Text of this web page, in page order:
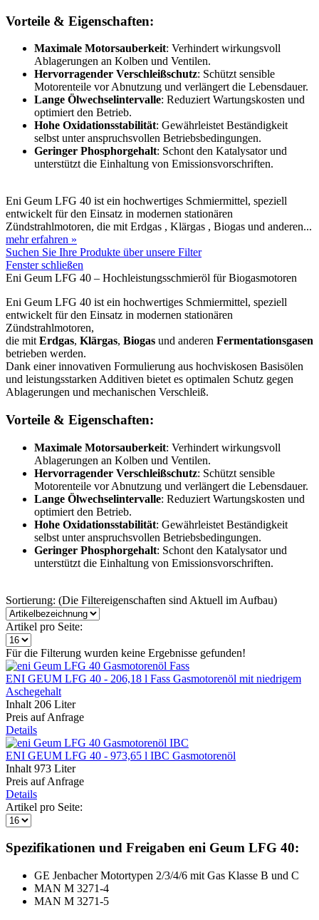
Vorteile & Eigenschaften:
Maximale Motorsauberkeit: Verhindert wirkungsvoll
Ablagerungen an Kolben und Ventilen.
Hervorragender Verschleißschutz: Schützt sensible
Motorenteile vor Abnutzung und verlängert die Lebensdauer.
Lange Ölwechselintervalle: Reduziert Wartungskosten und
optimiert den Betrieb.
Hohe Oxidationsstabilität: Gewährleistet Beständigkeit
selbst unter anspruchsvollen Betriebsbedingungen.
Geringer Phosphorgehalt: Schont den Katalysator und
unterstützt die Einhaltung von Emissionsvorschriften.
Eni Geum LFG 40 ist ein hochwertiges Schmiermittel, speziell
entwickelt für den Einsatz in modernen stationären
Zündstrahlmotoren, die mit Erdgas , Klärgas , Biogas und anderen...
mehr erfahren »
Suchen Sie Ihre Produkte über unsere Filter
Fenster schließen
Eni Geum LFG 40 – Hochleistungsschmieröl für Biogasmotoren
Eni Geum LFG 40 ist ein hochwertiges Schmiermittel, speziell
entwickelt für den Einsatz in modernen stationären
Zündstrahlmotoren,
die mit Erdgas, Klärgas, Biogas und anderen Fermentationsgasen
betrieben werden.
Dank einer innovativen Formulierung aus hochviskosen Basisölen
und leistungsstarken Additiven bietet es optimalen Schutz gegen
Ablagerungen und mechanischen Verschleiß.
Vorteile & Eigenschaften:
Maximale Motorsauberkeit: Verhindert wirkungsvoll
Ablagerungen an Kolben und Ventilen.
Hervorragender Verschleißschutz: Schützt sensible
Motorenteile vor Abnutzung und verlängert die Lebensdauer.
Lange Ölwechselintervalle: Reduziert Wartungskosten und
optimiert den Betrieb.
Hohe Oxidationsstabilität: Gewährleistet Beständigkeit
selbst unter anspruchsvollen Betriebsbedingungen.
Geringer Phosphorgehalt: Schont den Katalysator und
unterstützt die Einhaltung von Emissionsvorschriften.
Sortierung: (Die Filtereigenschaften sind Aktuell im Aufbau)
Artikel pro Seite:
Für die Filterung wurden keine Ergebnisse gefunden!
ENI GEUM LFG 40 - 206,18 l Fass Gasmotorenöl mit niedrigem
Aschegehalt
Inhalt 206 Liter
Preis auf Anfrage
Details
ENI GEUM LFG 40 - 973,65 l IBC Gasmotorenöl
Inhalt 973 Liter
Preis auf Anfrage
Details
Artikel pro Seite:
Spezifikationen und Freigaben eni Geum LFG 40:
GE Jenbacher Motortypen 2/3/4/6 mit Gas Klasse B und C
MAN M 3271-4
MAN M 3271-5